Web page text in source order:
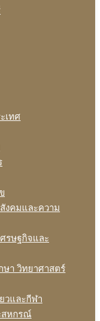
เทศ
งคมและความ
รษฐกิจและ
ษา วิทยาศาสตร์
วและกีฬา
สหกรณ์